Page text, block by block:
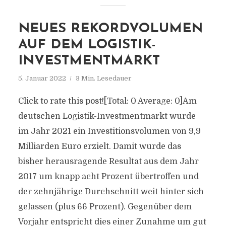
NEUES REKORDVOLUMEN
AUF DEM LOGISTIK-
INVESTMENTMARKT
5. Januar 2022 3 Min. Lesedauer
Click to rate this post![Total: 0 Average: 0]Am
deutschen Logistik-Investmentmarkt wurde
im Jahr 2021 ein Investitionsvolumen von 9,9
Milliarden Euro erzielt. Damit wurde das
bisher herausragende Resultat aus dem Jahr
2017 um knapp acht Prozent übertroffen und
der zehnjährige Durchschnitt weit hinter sich
gelassen (plus 66 Prozent). Gegenüber dem
Vorjahr entspricht dies einer Zunahme um gut